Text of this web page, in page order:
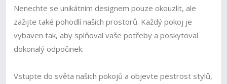
Nenechte se unikátním designem pouze okouzlit, ale
zažijte také pohodlí našich prostorů. Každý pokoj je
vybaven tak, aby splňoval vaše potřeby a poskytoval
dokonalý odpočinek.
Vstupte do světa našich pokojů a objevte pestrost stylů,